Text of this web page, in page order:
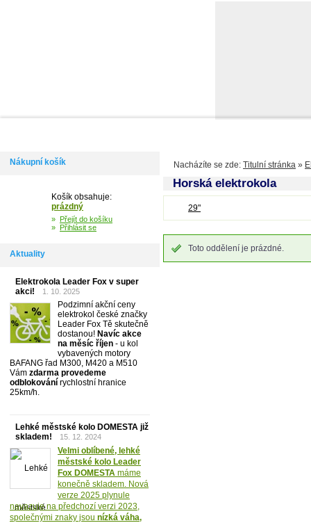
Nacházíte se zde: Titulní stránka »
Horská elektrokola
29"
Toto oddělení je prázdné.
Nákupní košík
Košík obsahuje:
prázdný
» Přejít do košíku
» Přihlásit se
Aktuality
Elektrokola Leader Fox v super
akci!
1. 10. 2025
Podzimní akční ceny
elektrokol české značky
Leader Fox Tě skutečně
dostanou! Navíc akce
na měsíc říjen - u kol
vybavených motory
BAFANG řad M300, M420 a M510
Vám zdarma provedeme
odblokování rychlostní hranice
25km/h.
Lehké městské kolo DOMESTA již
skladem!
15. 12. 2024
Velmi oblíbené, lehké
městské kolo Leader
Fox DOMESTA máme
konečně skladem. Nová
verze 2025 plynule
navazuje na předchozí verzi 2023,
společnými znaky jsou nízká váha,